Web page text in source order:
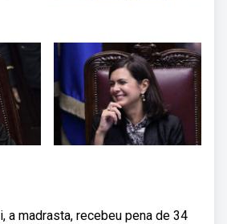
a madrasta, recebeu pena de 34